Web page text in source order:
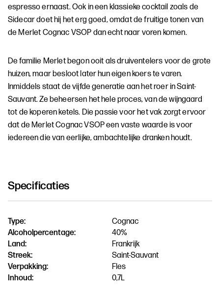
espresso ernaast. Ook in een klassieke cocktail zoals de
Sidecar doet hij het erg goed, omdat de fruitige tonen van
de Merlet Cognac VSOP dan echt naar voren komen.
De familie Merlet begon ooit als druiventelers voor de grote
huizen, maar besloot later hun eigen koers te varen.
Inmiddels staat de vijfde generatie aan het roer in Saint-
Sauvant. Ze beheersen het hele proces, van de wijngaard
tot de koperen ketels. Die passie voor het vak zorgt ervoor
dat de Merlet Cognac VSOP een vaste waarde is voor
iedereen die van eerlijke, ambachtelijke dranken houdt.
Specificaties
Type:
Cognac
Alcoholpercentage:
40%
Land:
Frankrijk
Streek:
Saint-Sauvant
Verpakking:
Fles
Inhoud:
0,7L